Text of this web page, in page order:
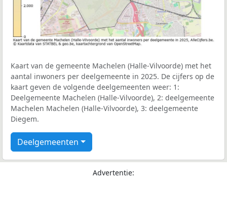
Kaart van de gemeente Machelen (Halle-Vilvoorde) met het
aantal inwoners per deelgemeente in 2025. De cijfers op de
kaart geven de volgende deelgemeenten weer: 1:
Deelgemeente Machelen (Halle-Vilvoorde), 2: deelgemeente
Machelen Machelen (Halle-Vilvoorde), 3: deelgemeente
Diegem.
Deelgemeenten
Advertentie: